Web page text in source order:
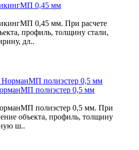
0,45 мм
0,45 мм. При расчете
профиль, толщину стали,
дл..
полиэстер 0,5 мм
полиэстер 0,5 мм. При
объекта, профиль, толщину
ш..